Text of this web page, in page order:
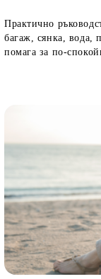
Практично
багаж, сянка, вода,
помага за по-